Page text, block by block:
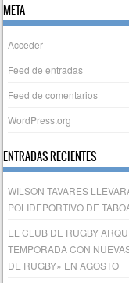
META
Acceder
Feed de entradas
Feed de comentarios
WordPress.org
ENTRADAS RECIENTES
WILSON TAVARES
POLIDEPORTIVO DE
EL CLUB DE RUGBY
TEMPORADA CON
DE RUGBY» EN AGOSTO